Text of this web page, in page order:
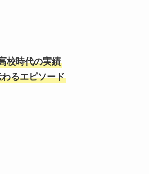
校時代の実績
るエピソード